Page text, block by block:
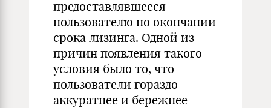
предоставлявшееся
пользователю по окончании
срока лизинга. Одной из
причин появления такого
условия было то, что
пользователи гораздо
аккуратнее и бережнее